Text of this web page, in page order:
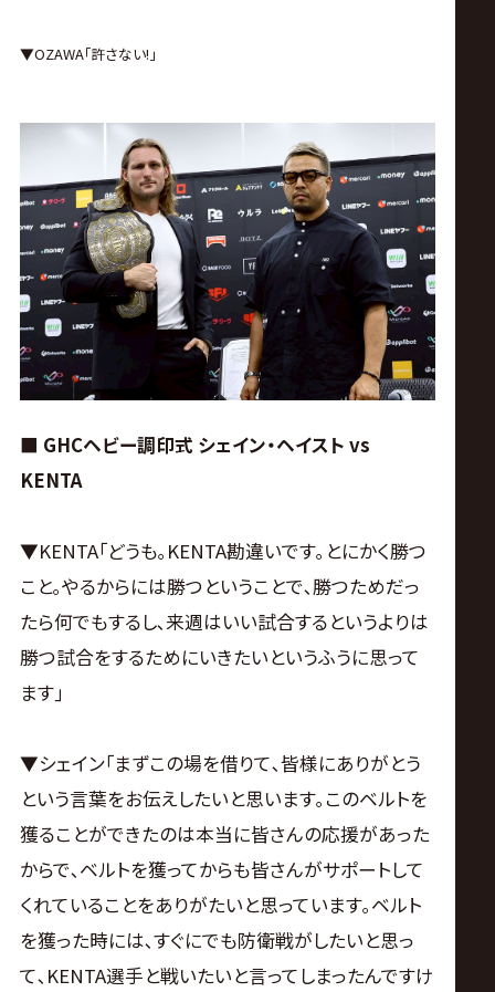
▼OZAWA｢許さない!｣
■ GHCヘビー調印式 シェイン・ヘイスト vs
KENTA
▼KENTA｢どうも｡KENTA勘違いです｡とにかく勝つ
こと｡やるからには勝つということで､勝つためだっ
たら何でもするし､来週はいい試合するというよりは
勝つ試合をするためにいきたいというふうに思って
ます｣
▼シェイン｢まずこの場を借りて､皆様にありがとう
という言葉をお伝えしたいと思います｡このベルトを
獲ることができたのは本当に皆さんの応援があった
からで､ベルトを獲ってからも皆さんがサポートして
くれていることをありがたいと思っています｡ベルト
を獲った時には､すぐにでも防衛戦がしたいと思っ
て､KENTA選手と戦いたいと言ってしまったんですけ